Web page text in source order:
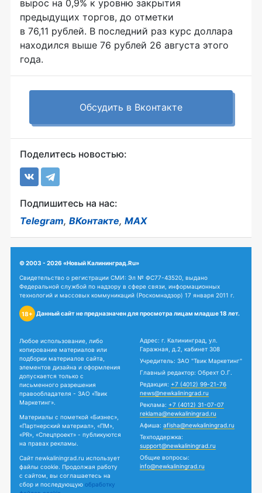
вырос на 0,9% к уровню закрытия
предыдущих торгов, до отметки
в 76,11 рублей. В последний раз курс доллара
находился выше 76 рублей 26 августа этого
года.
Обсудить в Вконтакте
Поделитесь новостью:
Подпишитесь на нас:
Telegram, ВКонтакте, MAX
© 2003 - 2026 «Новый Калининград.Ru»
Свидетельство о регистрации СМИ: Эл № ФС77-43520, выдано
Федеральной службой по надзору в сфере связи, информационных
технологий и массовых коммуникаций (Роскомнадзор) 17 января 2011 г.
18+ Данный сайт не предназначен для просмотра лицам младше 18 лет.
Любое использование, либо
копирование материалов или
подборки материалов сайта,
элементов дизайна и оформления
допускается только с
письменного разрешения
правообладателя - ЗАО «Твик
Маркетинг».
Материалы с пометкой «Бизнес»,
«Партнерский материал», «ПМ»,
«PR», «Спецпроект» - публикуются
на правах рекламы.
Сайт newkaliningrad.ru использует
файлы cookie. Продолжая работу
с сайтом, вы соглашаетесь на
сбор и последующую обработку
Адрес: г. Калининград, ул.
Гаражная, д.2, кабинет 308
Учредитель: ЗАО "Твик Маркетинг"
Главный редактор: Обрехт О.Г.
Редакция: +7 (4012) 99-21-76
news@newkaliningrad.ru
Реклама: +7 (4012) 31-07-07
reklama@newkaliningrad.ru
Афиша: afisha@newkaliningrad.ru
Техподдержка:
support@newkaliningrad.ru
Общие вопросы:
info@newkaliningrad.ru